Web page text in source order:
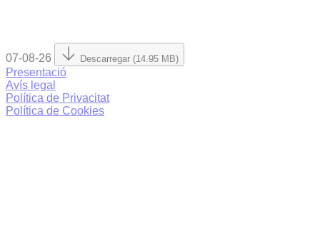
07-08-26 Descarregar (14.95 MB)
Presentació
Avís legal
Política de Privacitat
Política de Cookies